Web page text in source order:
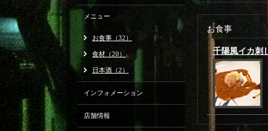
お食事
千陽風イカ刺
メニュー
お食事（32）
食材（20）
日本酒（2）
インフォメーション
店舗情報